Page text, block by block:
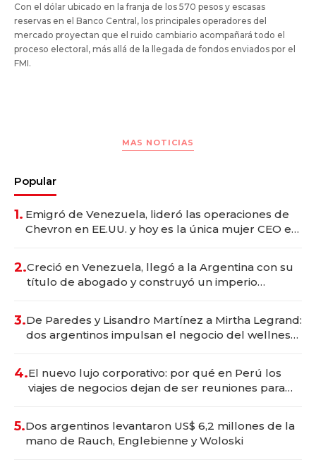
Con el dólar ubicado en la franja de los 570 pesos y escasas
reservas en el Banco Central, los principales operadores del
mercado proyectan que el ruido cambiario acompañará todo el
proceso electoral, más allá de la llegada de fondos enviados por el
FMI.
MAS NOTICIAS
Popular
1. Emigró de Venezuela, lideró las operaciones de
Chevron en EE.UU. y hoy es la única mujer CEO en
2.Creció en Venezuela, llegó a la Argentina con su
título de abogado y construyó un imperio
3.De Paredes y Lisandro Martínez a Mirtha Legrand:
dos argentinos impulsan el negocio del wellness
4.El nuevo lujo corporativo: por qué en Perú los
viajes de negocios dejan de ser reuniones para
5.Dos argentinos levantaron US$ 6,2 millones de la
mano de Rauch, Englebienne y Woloski